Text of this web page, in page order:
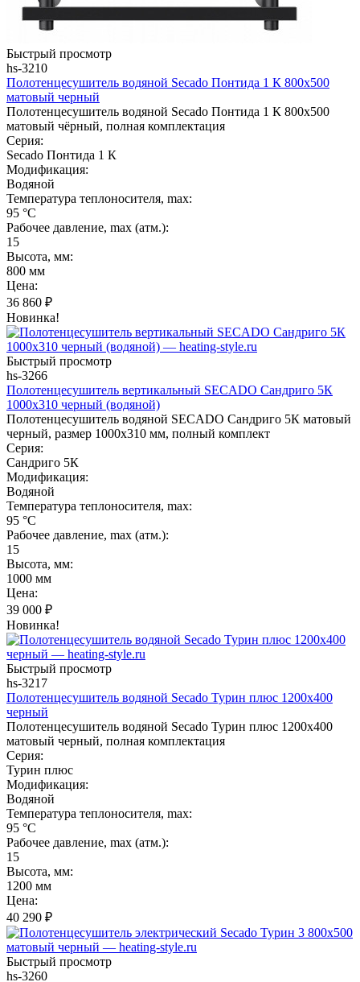
Быстрый просмотр
hs-3210
Полотенцесушитель водяной Secado Понтида 1 К 800x500
матовый черный
Полотенцесушитель водяной Secado Понтида 1 К 800x500
матовый чёрный, полная комплектация
Серия:
Secado Понтида 1 К
Модификация:
Водяной
Температура теплоносителя, max:
95 °C
Рабочее давление, max (атм.):
15
Высота, мм:
800 мм
Цена:
36 860 ₽
Новинка!
Быстрый просмотр
hs-3266
Полотенцесушитель вертикальный SECADO Сандриго 5К
1000х310 черный (водяной)
Полотенцесушитель водяной SECADO Сандриго 5К матовый
черный, размер 1000х310 мм, полный комплект
Серия:
Сандриго 5К
Модификация:
Водяной
Температура теплоносителя, max:
95 °C
Рабочее давление, max (атм.):
15
Высота, мм:
1000 мм
Цена:
39 000 ₽
Новинка!
Быстрый просмотр
hs-3217
Полотенцесушитель водяной Secado Турин плюс 1200x400
черный
Полотенцесушитель водяной Secado Турин плюс 1200x400
матовый черный, полная комплектация
Серия:
Турин плюс
Модификация:
Водяной
Температура теплоносителя, max:
95 °C
Рабочее давление, max (атм.):
15
Высота, мм:
1200 мм
Цена:
40 290 ₽
Быстрый просмотр
hs-3260